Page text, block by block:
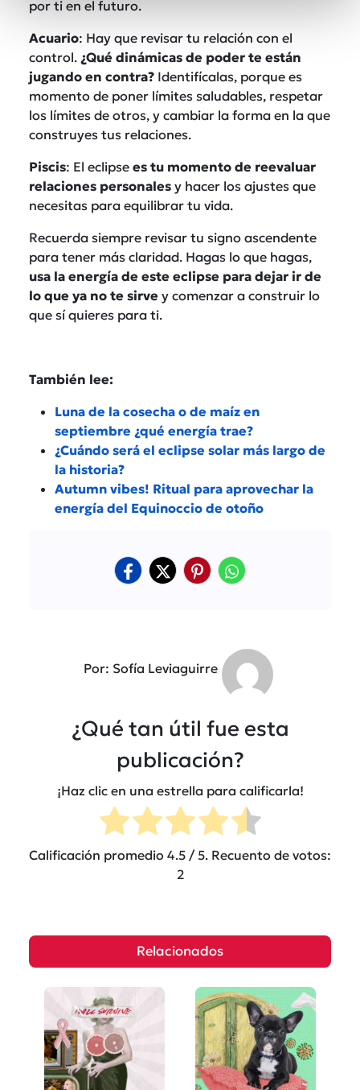
por ti en el futuro.
Acuario: Hay que revisar tu relación con el
control. ¿Qué dinámicas de poder te están
jugando en contra? Identifícalas, porque es
momento de poner límites saludables, respetar
los límites de otros, y cambiar la forma en la que
construyes tus relaciones.
Piscis: El eclipse es tu momento de reevaluar
relaciones personales y hacer los ajustes que
necesitas para equilibrar tu vida.
Recuerda siempre revisar tu signo ascendente
para tener más claridad. Hagas lo que hagas,
usa la energía de este eclipse para dejar ir de
lo que ya no te sirve y comenzar a construir lo
que sí quieres para ti.
También lee:
Luna de la cosecha o de maíz en
septiembre ¿qué energía trae?
¿Cuándo será el eclipse solar más largo de
la historia?
Autumn vibes! Ritual para aprovechar la
energía del Equinoccio de otoño
Por: Sofía Leviaguirre
¿Qué tan útil fue esta
publicación?
¡Haz clic en una estrella para calificarla!
Calificación promedio 4.5 / 5. Recuento de votos:
2
Relacionados